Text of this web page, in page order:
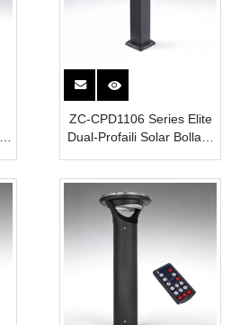
ZC-CPD1106 Series Elite
Dual-Profaili Solar Bollard